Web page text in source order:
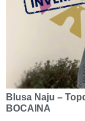
Blusa Naju –
BOCAINA